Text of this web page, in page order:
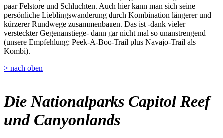
paar Felstore und Schluchten. Auch hier kann man sich seine
persönliche Lieblingswanderung durch Kombination längerer und
kürzerer Rundwege zusammenbauen. Das ist -dank vieler
versteckter Gegenanstiege- dann gar nicht mal so unanstrengend
(unsere Empfehlung: Peek-A-Boo-Trail plus Navajo-Trail als
Kombi).
> nach oben
Die Nationalparks Capitol Reef
und Canyonlands